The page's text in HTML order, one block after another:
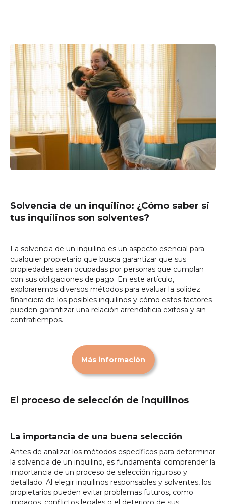
Solvencia de un inquilino: ¿Cómo saber si
tus inquilinos son solventes?
La solvencia de un inquilino es un aspecto esencial para
cualquier propietario que busca garantizar que sus
propiedades sean ocupadas por personas que cumplan
con sus obligaciones de pago. En este artículo,
exploraremos diversos métodos para evaluar la solidez
financiera de los posibles inquilinos y cómo estos factores
pueden garantizar una relación arrendaticia exitosa y sin
contratiempos.
Más información
El proceso de selección de inquilinos
La importancia de una buena selección
Antes de analizar los métodos específicos para determinar
la solvencia de un inquilino, es fundamental comprender la
importancia de un proceso de selección riguroso y
detallado. Al elegir inquilinos responsables y solventes, los
propietarios pueden evitar problemas futuros, como